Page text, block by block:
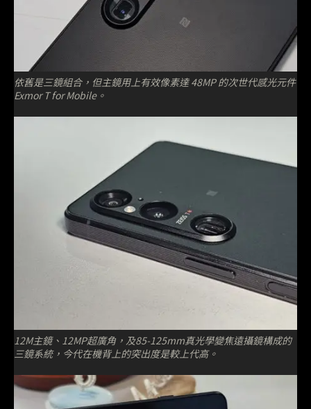
依舊是三鏡組合，但主鏡用上有效像素達 48MP 的次世代感光元件
Exmor T for Mobile。
12M主鏡、12MP超廣角，及85-125mm真光學變焦遠攝鏡構成的
三鏡系統，今代在機背上的突出度是較上代高。